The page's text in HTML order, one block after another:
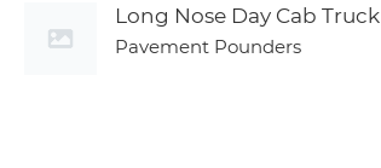
Long Nose Day Cab Truck
Pavement Pounders